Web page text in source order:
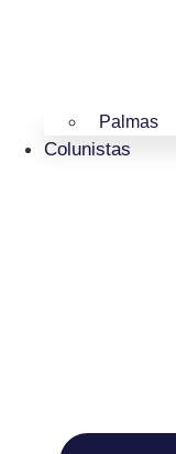
Palmas
Colunistas